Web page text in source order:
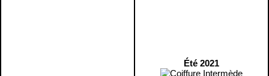
Été 2021